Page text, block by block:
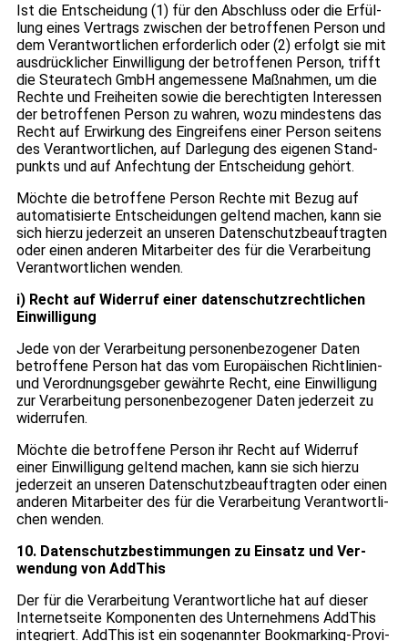
Ist die Ent­schei­dung (1) für den Abschluss oder die Erfül­
lung eines Ver­trags zwi­schen der betrof­fe­nen Per­son und
dem Ver­ant­wort­li­chen erfor­der­lich oder (2) erfolgt sie mit
aus­drück­li­cher Ein­wil­li­gung der betrof­fe­nen Per­son, trifft
die Steu­ra­tech GmbH ange­mes­sene Maß­nah­men, um die
Rechte und Frei­hei­ten sowie die berech­tig­ten Inter­es­sen
der betrof­fe­nen Per­son zu wah­ren, wozu min­des­tens das
Recht auf Erwir­kung des Ein­grei­fens einer Per­son sei­tens
des Ver­ant­wort­li­chen, auf Dar­le­gung des eige­nen Stand­
punkts und auf Anfech­tung der Ent­schei­dung gehört.
Möchte die betrof­fene Per­son Rechte mit Bezug auf
auto­ma­ti­sierte Ent­schei­dun­gen gel­tend machen, kann sie
sich hierzu jeder­zeit an unse­ren Daten­schutz­be­auf­trag­ten
oder einen ande­ren Mit­ar­bei­ter des für die Ver­ar­bei­tung
Ver­ant­wort­li­chen wen­den.
i) Recht auf Wider­ruf einer daten­schutz­recht­li­chen
Ein­wil­li­gung
Jede von der Ver­ar­bei­tung per­so­nen­be­zo­ge­ner Daten
betrof­fene Per­son hat das vom Euro­päi­schen Richt­li­nien-
und Ver­ord­nungs­ge­ber gewährte Recht, eine Ein­wil­li­gung
zur Ver­ar­bei­tung per­so­nen­be­zo­ge­ner Daten jeder­zeit zu
wider­ru­fen.
Möchte die betrof­fene Per­son ihr Recht auf Wider­ruf
einer Ein­wil­li­gung gel­tend machen, kann sie sich hierzu
jeder­zeit an unse­ren Daten­schutz­be­auf­trag­ten oder einen
ande­ren Mit­ar­bei­ter des für die Ver­ar­bei­tung Ver­ant­wort­li­
chen wen­den.
10. Daten­schutz­be­stim­mun­gen zu Ein­satz und Ver­
wen­dung von AddThis
Der für die Ver­ar­bei­tung Ver­ant­wort­li­che hat auf die­ser
Inter­net­seite Kom­po­nen­ten des Unter­neh­mens AddThis
inte­griert. AddThis ist ein soge­nann­ter Book­mar­king-Pro­vi­